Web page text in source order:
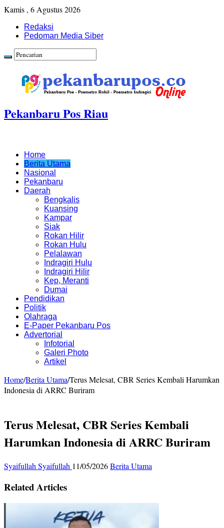
Kamis , 6 Agustus 2026
Redaksi
Pedoman Media Siber
Pekanbaru Pos Riau
Home
Berita Utama
Nasional
Pekanbaru
Daerah
Bengkalis
Kuansing
Kampar
Siak
Rokan Hilir
Rokan Hulu
Pelalawan
Indragiri Hulu
Indragiri Hilir
Kep, Meranti
Dumai
Pendidikan
Politik
Olahraga
E-Paper Pekanbaru Pos
Advertorial
Infotorial
Galeri Photo
Artikel
Home/Berita Utama/Terus Melesat, CBR Series Kembali Harumkan
Indonesia di ARRC Buriram
Terus Melesat, CBR Series Kembali
Harumkan Indonesia di ARRC Buriram
Syaifullah Syaifullah 11/05/2026Berita Utama
Related Articles